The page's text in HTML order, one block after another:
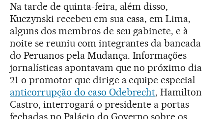
Na tarde de quinta-feira, além disso,
Kuczynski recebeu em sua casa, em Lima,
alguns dos membros de seu gabinete, e à
noite se reuniu com integrantes da bancada
do Peruanos pela Mudança. Informações
jornalísticas apontavam que no próximo dia
21 o promotor que dirige a equipe especial
anticorrupção do caso Odebrecht, Hamilton
Castro, interrogará o presidente a portas